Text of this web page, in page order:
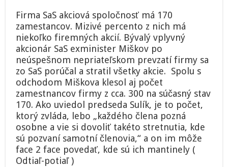
Firma SaS akciová spoločnosť má 170
zamestancov. Mizivé percento z nich má
niekoľko firemných akcií. Bývalý vplyvný
akcionár SaS exminister Miškov po
neúspešnom nepriateľskom prevzatí firmy sa
zo SaS porúčal a stratil všetky akcie. Spolu s
odchodom Miškova klesol aj počet
zamestnancov firmy z cca. 300 na súčasný stav
170. Ako uviedol predseda Sulík, je to počet,
ktorý zvláda, lebo „každého člena pozná
osobne a vie si dovoliť takéto stretnutia, kde
sú pozvaní samotní členovia,“ a on im môže
face 2 face povedať, kde sú ich mantinely (
Odtiaľ-potiaľ )